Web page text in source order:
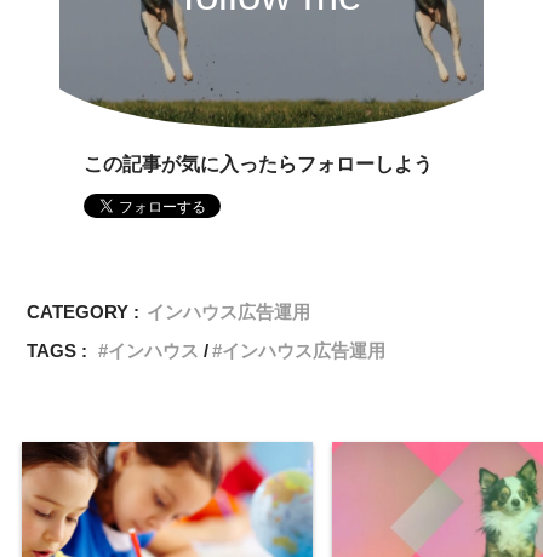
この記事が気に入ったらフォローしよう
CATEGORY : インハウス広告運用
TAGS :
インハウス インハウス広告運用